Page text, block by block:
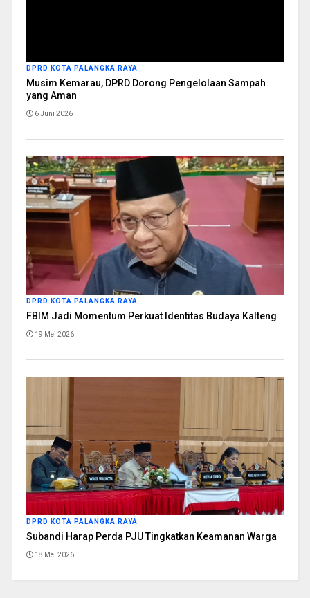
DPRD KOTA PALANGKA RAYA
Musim Kemarau, DPRD Dorong Pengelolaan Sampah
yang Aman
6 Juni 2026
DPRD KOTA PALANGKA RAYA
FBIM Jadi Momentum Perkuat Identitas Budaya Kalteng
19 Mei 2026
DPRD KOTA PALANGKA RAYA
Subandi Harap Perda PJU Tingkatkan Keamanan Warga
18 Mei 2026